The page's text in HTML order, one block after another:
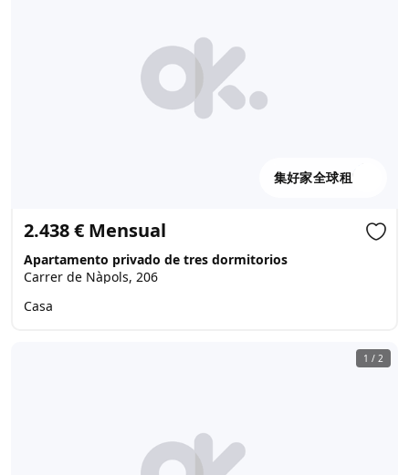
集好家全球租
2.438 € Mensual
Apartamento privado de tres dormitorios
Carrer de Nàpols, 206
Casa
1 / 2